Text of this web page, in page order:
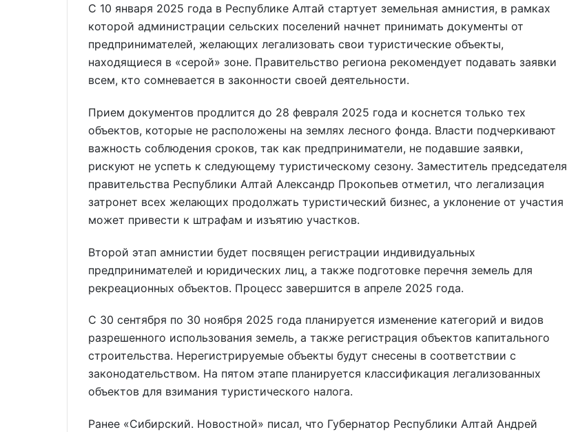
С 10 января 2025 года в Республике Алтай стартует земельная амнистия, в рамках
которой администрации сельских поселений начнет принимать документы от
предпринимателей, желающих легализовать свои туристические объекты,
находящиеся в «серой» зоне. Правительство региона рекомендует подавать заявки
всем, кто сомневается в законности своей деятельности.
Прием документов продлится до 28 февраля 2025 года и коснется только тех
объектов, которые не расположены на землях лесного фонда. Власти подчеркивают
важность соблюдения сроков, так как предприниматели, не подавшие заявки,
рискуют не успеть к следующему туристическому сезону. Заместитель председателя
правительства Республики Алтай Александр Прокопьев отметил, что легализация
затронет всех желающих продолжать туристический бизнес, а уклонение от участия
может привести к штрафам и изъятию участков.
Второй этап амнистии будет посвящен регистрации индивидуальных
предпринимателей и юридических лиц, а также подготовке перечня земель для
рекреационных объектов. Процесс завершится в апреле 2025 года.
С 30 сентября по 30 ноября 2025 года планируется изменение категорий и видов
разрешенного использования земель, а также регистрация объектов капитального
строительства. Нерегистрируемые объекты будут снесены в соответствии с
законодательством. На пятом этапе планируется классификация легализованных
объектов для взимания туристического налога.
Ранее «Сибирский. Новостной» писал, что Губернатор Республики Алтай Андрей